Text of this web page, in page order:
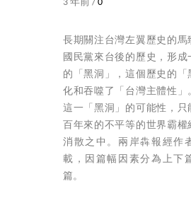
3 年前 / 0
長期關注台灣左翼歷史的馬
國民黨來台後的歷史，形成
的「黑洞」，這個歷史的「
化和吞噬了「台灣主體性」
這一「黑洞」的可能性，只
百年來的不平等的世界霸權
消散之中。兩岸犇報經作
載，因篇幅因素分為上下
篇。